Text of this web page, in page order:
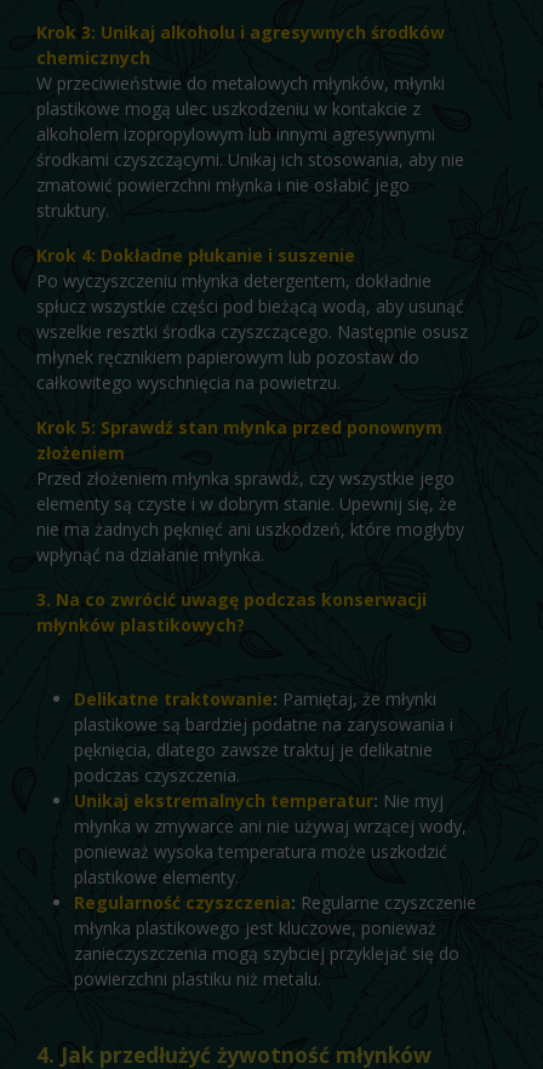
Krok 3: Unikaj alkoholu i agresywnych środków
chemicznych
W przeciwieństwie do metalowych młynków, młynki
plastikowe mogą ulec uszkodzeniu w kontakcie z
alkoholem izopropylowym lub innymi agresywnymi
środkami czyszczącymi. Unikaj ich stosowania, aby nie
zmatowić powierzchni młynka i nie osłabić jego
struktury.
Krok 4: Dokładne płukanie i suszenie
Po wyczyszczeniu młynka detergentem, dokładnie
spłucz wszystkie części pod bieżącą wodą, aby usunąć
wszelkie resztki środka czyszczącego. Następnie osusz
młynek ręcznikiem papierowym lub pozostaw do
całkowitego wyschnięcia na powietrzu.
Krok 5: Sprawdź stan młynka przed ponownym
złożeniem
Przed złożeniem młynka sprawdź, czy wszystkie jego
elementy są czyste i w dobrym stanie. Upewnij się, że
nie ma żadnych pęknięć ani uszkodzeń, które mogłyby
wpłynąć na działanie młynka.
3. Na co zwrócić uwagę podczas konserwacji
młynków plastikowych?
Delikatne traktowanie: Pamiętaj, że młynki
plastikowe są bardziej podatne na zarysowania i
pęknięcia, dlatego zawsze traktuj je delikatnie
podczas czyszczenia.
Unikaj ekstremalnych temperatur: Nie myj
młynka w zmywarce ani nie używaj wrzącej wody,
ponieważ wysoka temperatura może uszkodzić
plastikowe elementy.
Regularność czyszczenia: Regularne czyszczenie
młynka plastikowego jest kluczowe, ponieważ
zanieczyszczenia mogą szybciej przyklejać się do
powierzchni plastiku niż metalu.
4. Jak przedłużyć żywotność młynków